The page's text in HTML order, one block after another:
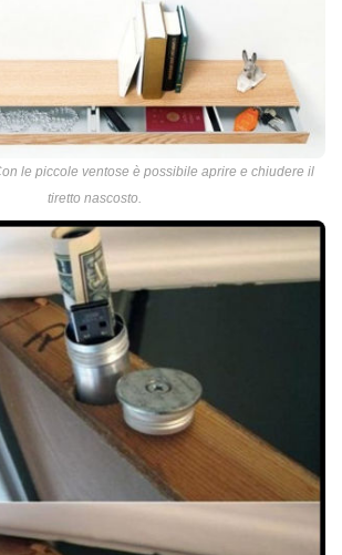
le piccole ventose è possibile aprire e chiudere il
tiretto nascosto.